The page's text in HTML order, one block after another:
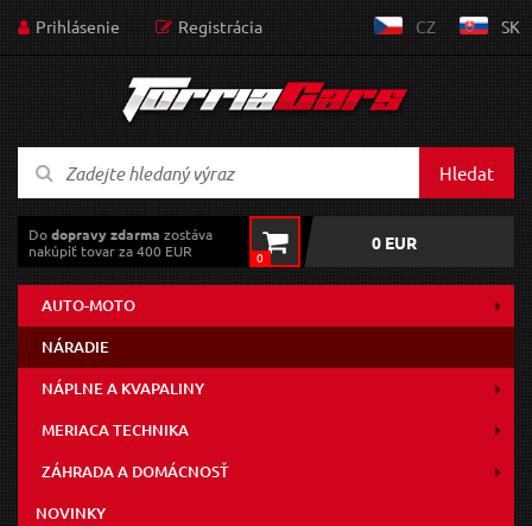
Prihlásenie Registrácia CZ SK
Hledat
Dodopravy zdarma zostáva
nakúpiť tovar za 400 EUR
0
0 EUR
AUTO-MOTO
NÁRADIE
NÁPLNE A KVAPALINY
MERIACA TECHNIKA
ZÁHRADA A DOMÁCNOSŤ
NOVINKY